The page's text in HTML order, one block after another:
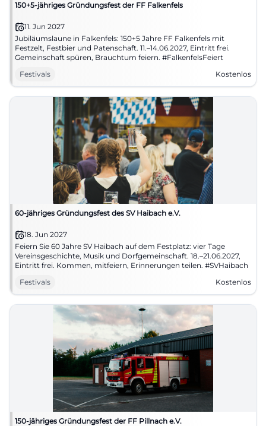
150+5-jähriges Gründungsfest der FF Falkenfels
11. Jun 2027
Jubiläumslaune in Falkenfels: 150+5 Jahre FF Falkenfels mit
Festzelt, Festbier und Patenschaft. 11.–14.06.2027, Eintritt frei.
Gemeinschaft spüren, Brauchtum feiern. #FalkenfelsFeiert
Festivals
Kostenlos
60-jähriges Gründungsfest des SV Haibach e.V.
18. Jun 2027
Feiern Sie 60 Jahre SV Haibach auf dem Festplatz: vier Tage
Vereinsgeschichte, Musik und Dorfgemeinschaft. 18.–21.06.2027,
Eintritt frei. Kommen, mitfeiern, Erinnerungen teilen. #SVHaibach
Festivals
Kostenlos
150-jähriges Gründungsfest der FF Pillnach e.V.